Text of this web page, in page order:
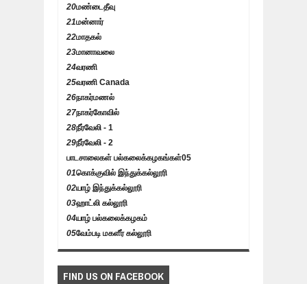
20மண்டைதீவு
21மன்னார்
22மாதகல்
23மானாவலை
24வரணி
25வரணி Canada
26நாகர்மணல்
27நாகர்கோவில்
28நீர்வேலி - 1
29நீர்வேலி - 2
பாடசாலைகள் பல்கலைக்கழகங்கள்05
01கொக்குவில் இந்துக்கல்லூரி
02யாழ் இந்துக்கல்லூரி
03ஹாட்லி கல்லூரி
04யாழ் பல்கலைக்கழகம்
05வேம்படி மகளீர் கல்லூரி
FIND US ON FACEBOOK